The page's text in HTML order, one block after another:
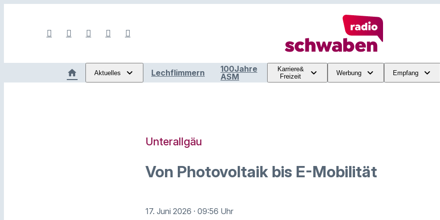
Aktuelles Lechflimmern
100Jahre
ASM
Karriere&
Freizeit
Werbung Empfang
Unterallgäu
Von Photovoltaik bis E-Mobilität
17. Juni 2026 · 09:56 Uhr